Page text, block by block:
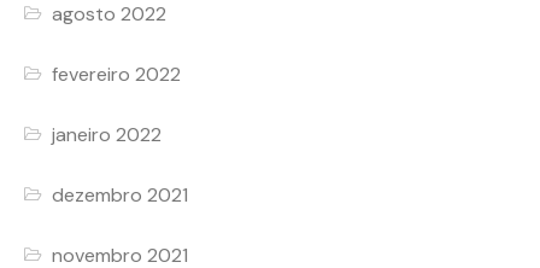
agosto 2022
fevereiro 2022
janeiro 2022
dezembro 2021
novembro 2021